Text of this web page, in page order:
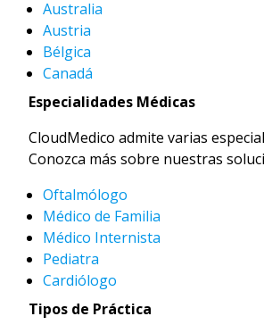
Australia
Austria
Bélgica
Canadá
Especialidades Médicas
CloudMedico admite varias
Conozca más sobre nuestras
Oftalmólogo
Médico de Familia
Médico Internista
Pediatra
Cardiólogo
Tipos de Práctica